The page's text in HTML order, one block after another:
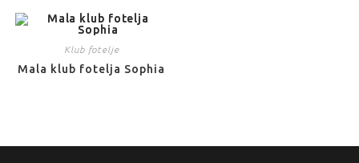
Klub fotelje
Mala klub fotelja Sophia